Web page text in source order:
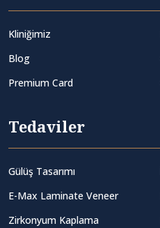
Kliniğimiz
Blog
Premium Card
Tedaviler
Gülüş Tasarımı
E-Max Laminate Veneer
Zirkonyum Kaplama